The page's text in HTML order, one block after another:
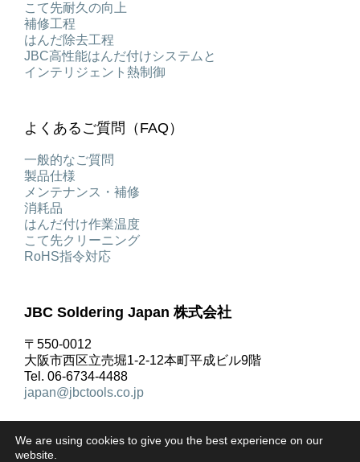
こて先耐久の向上
補修工程
はんだ除去工程
JBC高性能はんだ付けシステムと
インテリジェント熱制御
よくあるご質問（FAQ）
一般的なご質問
製品仕様
メンテナンス・補修
消耗品
はんだ付け作業温度
こて先クリーニング
RoHS指令対応
JBC Soldering Japan 株式会社
〒550-0012
大阪市西区立売堀1-2-12本町平成ビル9階
Tel. 06-6734-4488
japan@jbctools.co.jp
We are using cookies to give you the best experience on our
website.